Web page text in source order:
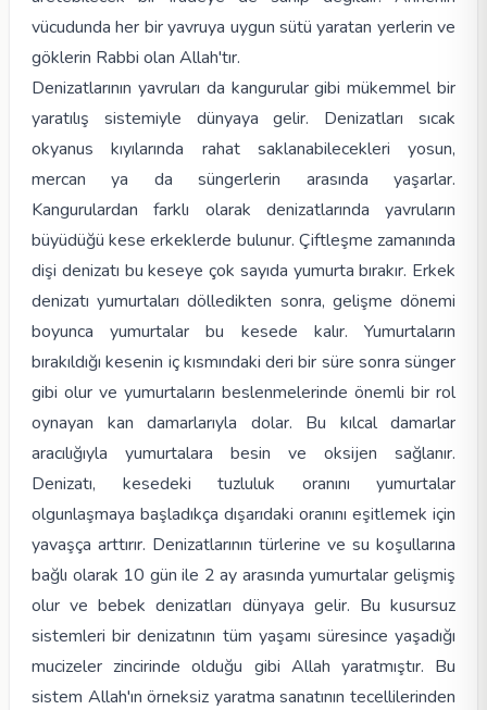
vücudunda her bir yavruya uygun sütü yaratan yerlerin ve
göklerin Rabbi olan Allah'tır.
Denizatlarının yavruları da kangurular gibi mükemmel bir
yaratılış sistemiyle dünyaya gelir. Denizatları sıcak
okyanus kıyılarında rahat saklanabilecekleri yosun,
mercan ya da süngerlerin arasında yaşarlar.
Kangurulardan farklı olarak denizatlarında yavruların
büyüdüğü kese erkeklerde bulunur. Çiftleşme zamanında
dişi denizatı bu keseye çok sayıda yumurta bırakır. Erkek
denizatı yumurtaları dölledikten sonra, gelişme dönemi
boyunca yumurtalar bu kesede kalır. Yumurtaların
bırakıldığı kesenin iç kısmındaki deri bir süre sonra sünger
gibi olur ve yumurtaların beslenmelerinde önemli bir rol
oynayan kan damarlarıyla dolar. Bu kılcal damarlar
aracılığıyla yumurtalara besin ve oksijen sağlanır.
Denizatı, kesedeki tuzluluk oranını yumurtalar
olgunlaşmaya başladıkça dışarıdaki oranını eşitlemek için
yavaşça arttırır. Denizatlarının türlerine ve su koşullarına
bağlı olarak 10 gün ile 2 ay arasında yumurtalar gelişmiş
olur ve bebek denizatları dünyaya gelir. Bu kusursuz
sistemleri bir denizatının tüm yaşamı süresince yaşadığı
mucizeler zincirinde olduğu gibi Allah yaratmıştır. Bu
sistem Allah'ın örneksiz yaratma sanatının tecellilerinden